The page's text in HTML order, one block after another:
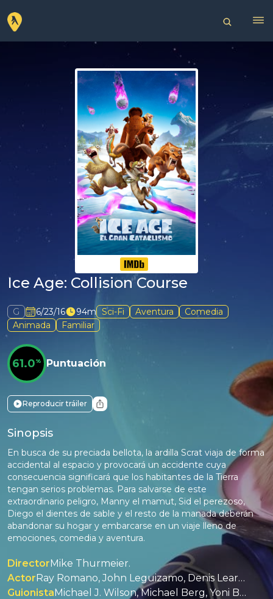
Ice Age: Collision Course
G 6/23/16 94m Sci-Fi Aventura
Comedia
Animada
Familiar
61.0% Puntuación
Reproducir tráiler
Sinopsis
En busca de su preciada bellota, la ardilla Scrat viaja de forma
accidental al espacio y provocará un accidente cuya
consecuencia significará que los habitantes de la Tierra
tengan serios problemas. Para salvarse de este
extraordinario peligro, Manny el mamut, Sid el perezoso,
Diego el dientes de sable y el resto de la manada deberán
abandonar su hogar y embarcarse en un viaje lleno de
emociones, comedia y aventura.
DirectorMike Thurmeier.
Actor
Ray Romano, John Leguizamo, Denis Leary, Queen Latifah, Seann William Scott, Josh Peck.
Guionista
Michael J. Wilson, Michael Berg, Yoni Brenner.